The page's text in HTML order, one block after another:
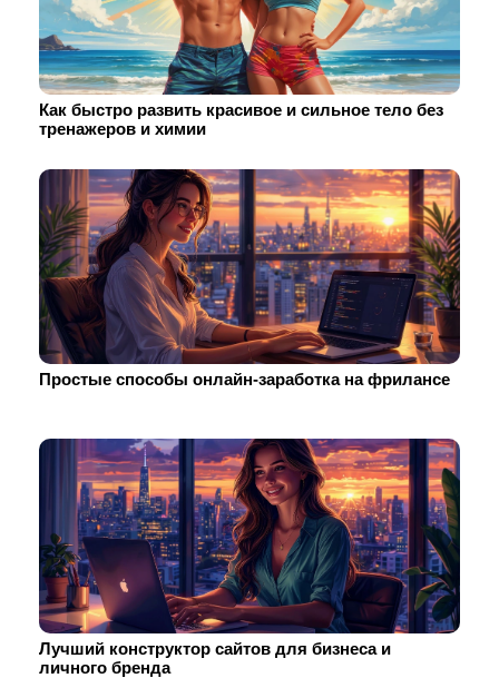
Как быстро развить красивое и сильное тело без
тренажеров и химии
Простые способы онлайн-заработка на фрилансе
Лучший конструктор сайтов для бизнеса и
личного бренда